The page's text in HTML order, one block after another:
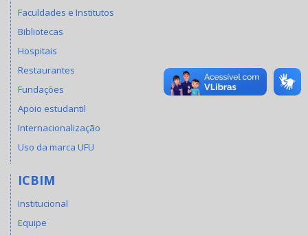
Faculdades e Institutos
Bibliotecas
Hospitais
Restaurantes
Fundações
Apoio estudantil
Internacionalização
Uso da marca UFU
ICBIM
Institucional
Equipe